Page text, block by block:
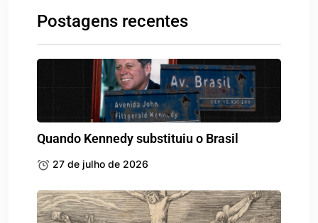
Postagens recentes
Quando Kennedy substituiu o Brasil
27 de julho de 2026